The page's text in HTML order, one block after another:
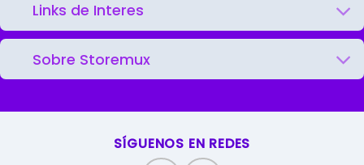
Links de Interes
Sobre Storemux
SÍGUENOS EN REDES